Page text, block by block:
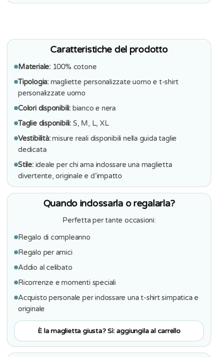
Caratteristiche del prodotto
Materiale:100% cotone
Tipologia:magliette personalizzate uomo e t-shirt
personalizzate uomo
Colori disponibili: bianco e nera
Taglie disponibili: S, M, L, XL
Vestibilità:misure reali disponibili nella guida taglie
dedicata
Stile:ideale per chi ama indossare una maglietta
divertente, originale e d’impatto
Quando indossarla o regalarla?
Perfetta per tante occasioni:
Regalo di compleanno
Regalo per amici
Addio al celibato
Ricorrenze e momenti speciali
Acquisto personale per indossare una t-shirt simpatica e
originale
È la maglietta giusta? Sì: aggiungila al carrello